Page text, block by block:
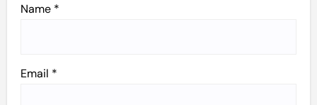
Name *
Email *